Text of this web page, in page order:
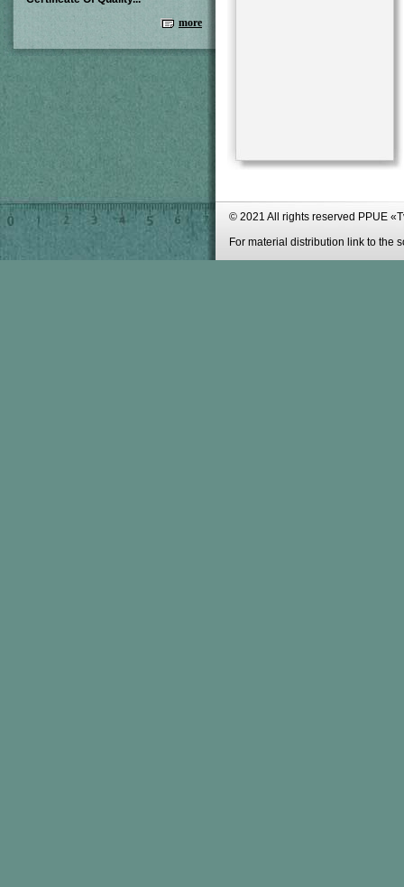
more
© 2021 All rights reserved PPUE
For material distribution link to the